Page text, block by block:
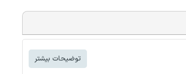
توضیحات بیشتر